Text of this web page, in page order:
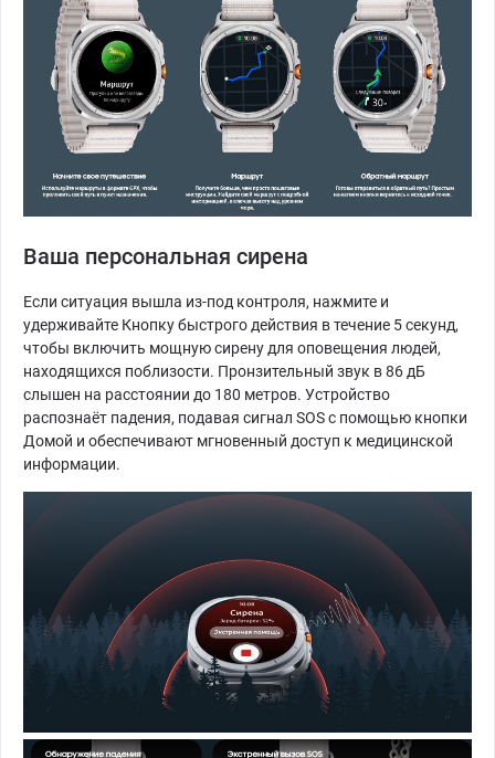
Ваша персональная сирена
Если ситуация вышла из-под контроля, нажмите и
удерживайте Кнопку быстрого действия в течение 5 секунд,
чтобы включить мощную сирену для оповещения людей,
находящихся поблизости. Пронзительный звук в 86 дБ
слышен на расстоянии до 180 метров. Устройство
распознаёт падения, подавая сигнал SOS с помощью кнопки
Домой и обеспечивают мгновенный доступ к медицинской
информации.